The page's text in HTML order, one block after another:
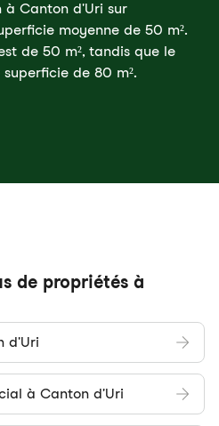
à Canton d'Uri sur
moyenne de 50 m².
de 50 m², tandis que le
de 80 m².
de propriétés à
d'Uri
à Canton d'Uri